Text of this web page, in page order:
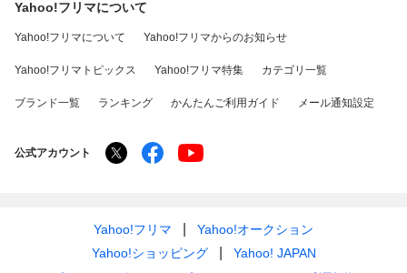
Yahoo!フリマについて
Yahoo!フリマについて Yahoo!フリマからのお知らせ
Yahoo!フリマトピックス Yahoo!フリマ特集 カテゴリ一覧
ブランド一覧 ランキング かんたんご利用ガイド メール通知設定
公式アカウント
Yahoo!フリマ
Yahoo!オークション
Yahoo!ショッピング
Yahoo! JAPAN